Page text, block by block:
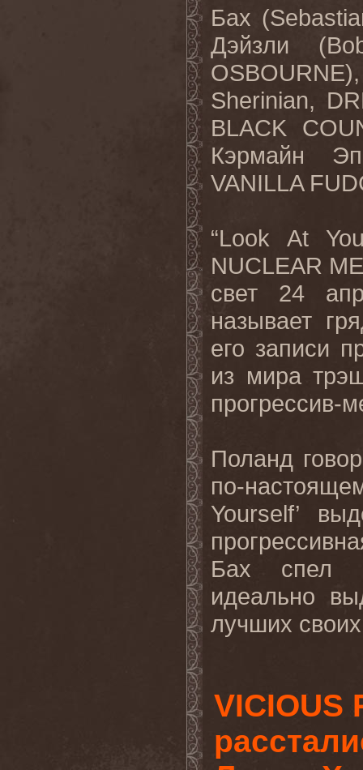
Бах
Дэйзли
Sherinian,
BLACK
Кэрмайн
VANILLA
“Look At
NUCLEAR
свет 24
называет
его записи
из мира
прогрессив-
Поланд
по-
Yourself’
Бах спел
идеально
лучших
VICIOUS